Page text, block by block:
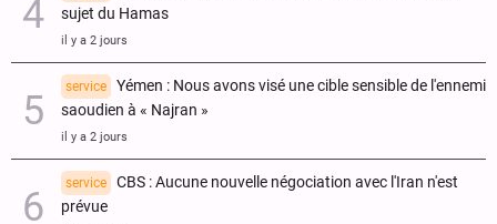
sujet du Hamas
il y a 2 jours
service
Yémen : Nous avons visé une cible sensible de l'ennemi
saoudien à « Najran »
il y a 2 jours
service
CBS : Aucune nouvelle négociation avec l'Iran n'est
prévue